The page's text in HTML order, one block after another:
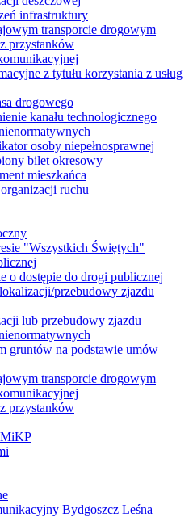
infrastruktury
transporcie drogowym
przystanków
z tytułu korzystania z usług
drogowego
kanału technologicznego
osoby niepełnosprawnej
bilet okresowy
mieszkańca
ruchu
"Wszystkich Świętych"
o dostępie do drogi publicznej
przebudowy zjazdu
lub przebudowy zjazdu
gruntów na podstawie umów
transporcie drogowym
przystanków
Bydgoszcz Leśna